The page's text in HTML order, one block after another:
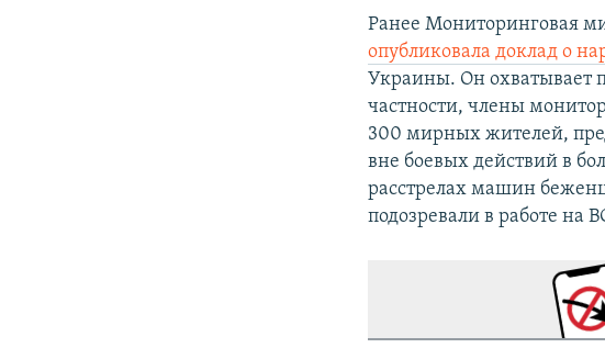
Ранее Мониторинговая
опубликовала доклад о
Украины. Он охватывает
частности, члены
300 мирных жителей,
вне боевых действий в
расстрелах машин
подозревали в работе на